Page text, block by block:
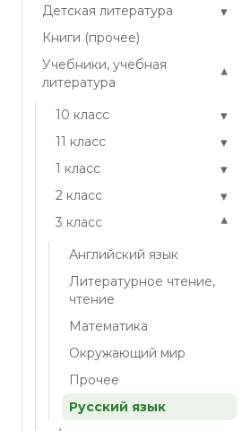
Детская литература ▾
Книги (прочее)
Учебники, учебная
литература
▾
10 класс ▾
11 класс ▾
1 класс ▾
2 класс ▾
3 класс ▾
Английский язык
Литературное чтение,
чтение
Математика
Окружающий мир
Прочее
Русский язык